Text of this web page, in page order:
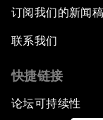
订阅我们的新闻稿
联系我们
快捷链接
论坛可持续性